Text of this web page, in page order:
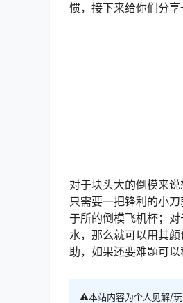
惯，接下来给你们分
对于块头大的倒模来
只需要一把锋利的小
于所的倒模飞机杯；
水，那么就可以用其
助，如果还要难题可以
⚠️本站内容为个人见解/玩